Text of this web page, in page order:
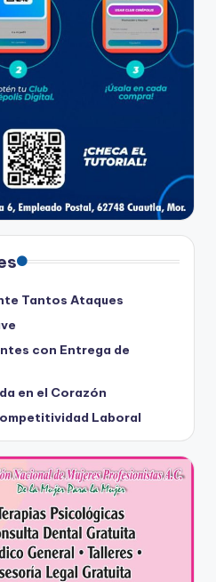
Tantos Ataques
con Entrega de
en el Corazón
Laboral